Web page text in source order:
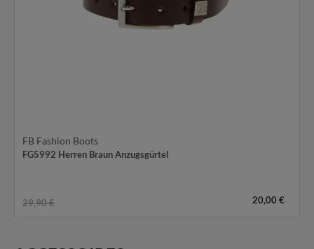
FB Fashion Boots
FG5992 Herren Braun Anzugsgürtel
29,90 € 20,00 €